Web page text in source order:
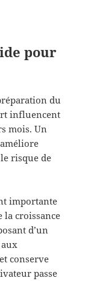
pour
du
influencent
mois. Un
risque de
importante
la croissance
d’un
conserve
passe